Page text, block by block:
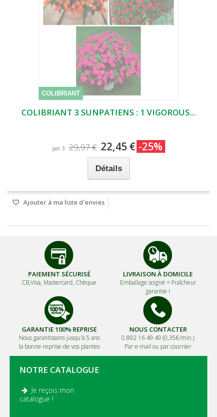
COLIBRIANT
COLIBRIANT 3 SUNPATIENS : 1 VIGOROUS...
par 3 29,97 € 22,45 € -25%
Détails
Ajouter à ma liste d'envies
PAIEMENT SÉCURISÉ
CB,Visa, Mastercard, Chèque
LIVRAISON À DOMICILE
Emballage soigné = Fraîcheur
garantie !
GARANTIE 100% REPRISE
Nous garantissons jusqu'à 5 ans
la bonne reprise de vos plantes
NOUS CONTACTER
0 892 16 49 49 (0,35€/min.)
Par e-mail ou par courrier
NOTRE CATALOGUE
Je reçois mon
catalogue !